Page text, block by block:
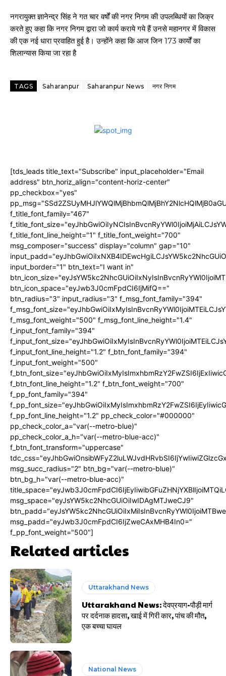
नगरायुक्त ज्ञानेन्द्र सिंह ने गत चार वर्षों की नगर निगम की उपलब्धियों का जिक्र
करते हुए कहा कि नगर निगम द्वारा जो कार्य कराये गये हैं उनसे महानगर में विकास
की एक नई धारा प्रवाहित हुई है। उन्होंने कहा कि आज जिन 173 कार्यों का
शिलान्यास किया जा रहा है
TAGS Saharanpur Saharanpur News नगर निगम
[tds_leads title_text="Subscribe" input_placeholder="Email
address" btn_horiz_align="content-horiz-center"
pp_checkbox="yes"
f_title_font_family="467"
f_title_font_line_height="1" f_title_font_weight="700"
msg_composer="success" display="column" gap="10"
input_border="1" btn_text="I want in"
btn_icon_space="eyJwb3J0cmFpdCI6IjMifQ=="
btn_radius="3" input_radius="3" f_msg_font_family="394"
f_msg_font_weight="500" f_msg_font_line_height="1.4"
f_input_font_family="394"
f_input_font_line_height="1.2" f_btn_font_family="394"
f_input_font_weight="500"
f_btn_font_line_height="1.2" f_btn_font_weight="700"
f_pp_font_family="394"
f_pp_font_line_height="1.2" pp_check_color="#000000"
pp_check_color_a="var(--metro-blue)"
pp_check_color_a_h="var(--metro-blue-acc)"
f_btn_font_transform="uppercase"
msg_succ_radius="2" btn_bg="var(--metro-blue)"
btn_bg_h="var(--metro-blue-acc)"
msg_space="eyJsYW5kc2NhcGUiOiIwIDAgMTJweCJ9"
msg_padd="eyJwb3J0cmFpdCI6IjZweCAxMHB4In0="
f_pp_font_weight="500"]
Related articles
Uttarakhand News
Uttarakhand News: देवप्रयाग-पौड़ी मार्ग
पर दर्दनाक हादसा, खाई में गिरी कार, पांच की मौत,
एक बच्चा घायल
National News